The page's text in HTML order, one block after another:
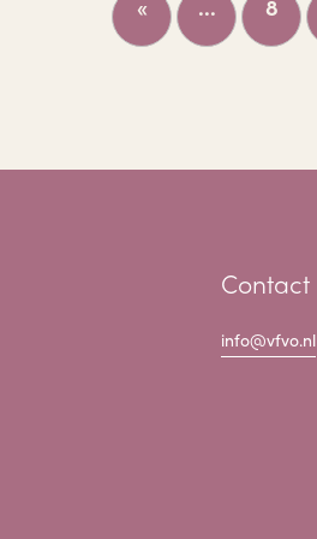
« ... 8
Contact
info@vfvo.nl